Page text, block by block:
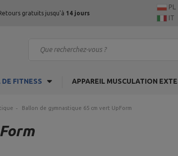
gratuits jusqu'à 14 jours
PL
IT
FITNESS APPAREIL MUSCULATION
Ballon de gymnastique 65 cm vert UpForm